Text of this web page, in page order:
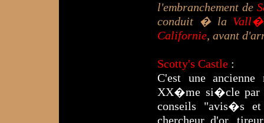
l'embranchement de
conduit � la
Californie, avant
Scotty's Castle :
C'est une
XX�me si�cle par
conseils "avis�s
chercheur d'or,